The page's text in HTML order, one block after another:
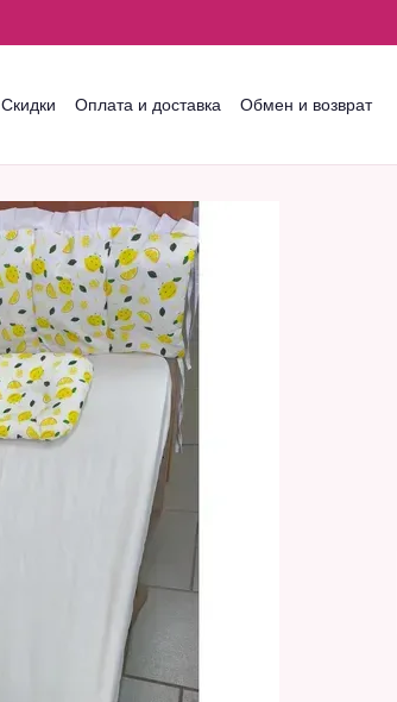
Скидки Оплата и доставка
Обмен и возврат